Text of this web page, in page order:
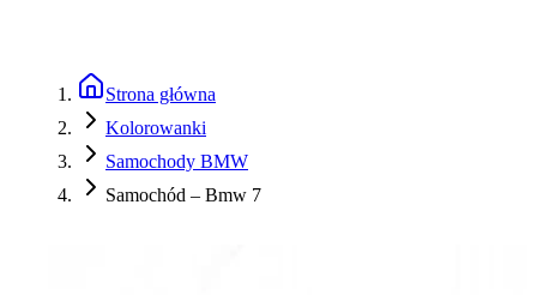
Strona główna
Kolorowanki
Samochody BMW
Samochód – Bmw 7